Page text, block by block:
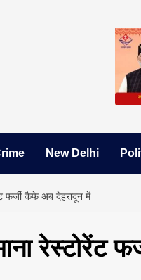
New Delhi
फर्जी कैफे अब देहरादून में
रेस्टोरेंट